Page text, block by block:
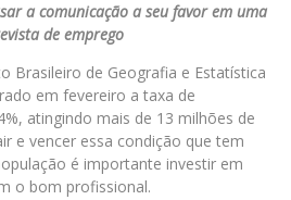
a comunicação a seu favor em uma
de emprego
Brasileiro de Geografia e Estatística
em fevereiro a taxa de
atingindo mais de 13 milhões de
e vencer essa condição que tem
é importante investir em
o bom profissional.